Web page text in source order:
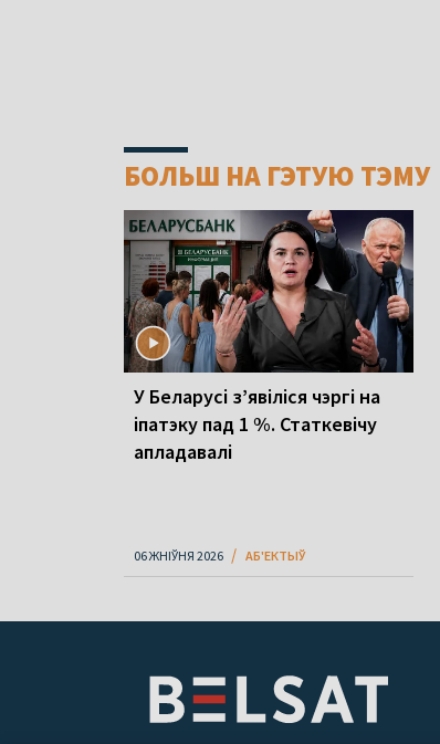
БОЛЬШ НА ГЭТУЮ ТЭМУ
У Беларусі з’явіліся чэргі на
іпатэку пад 1 %. Статкевічу
апладавалі
06 ЖНІЎНЯ 2026 АБ'ЕКТЫЎ